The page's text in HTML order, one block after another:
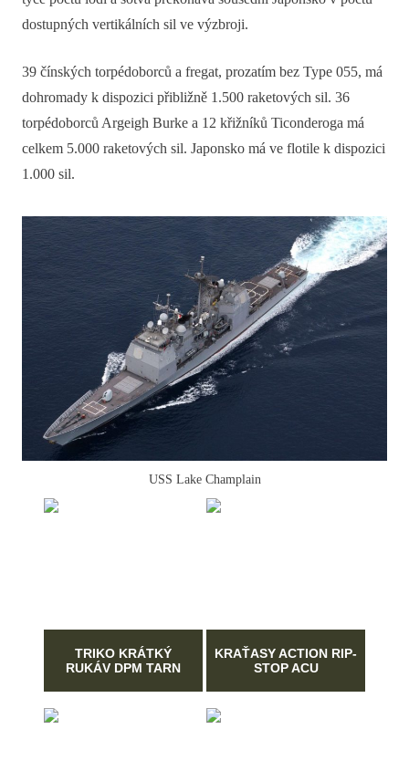
dostupných vertikálních sil ve výzbroji.
39 čínských torpédoborců a fregat, prozatím bez Type 055, má
dohromady k dispozici přibližně 1.500 raketových sil. 36
torpédoborců Argeigh Burke a 12 křižníků Ticonderoga má
celkem 5.000 raketových sil. Japonsko má ve flotile k dispozici
1.000 sil.
USS Lake Champlain
TRIKO KRÁTKÝ
RUKÁV DPM TARN
KRAŤASY ACTION RIP-
STOP ACU